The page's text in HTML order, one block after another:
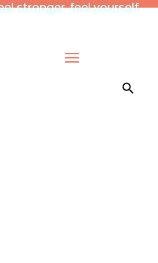
stronger. feel yourself.